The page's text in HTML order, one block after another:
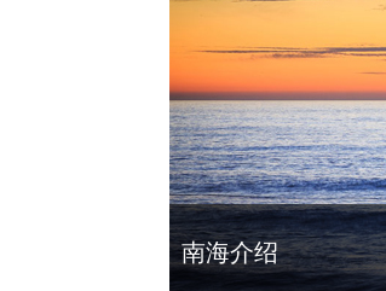
南海介绍